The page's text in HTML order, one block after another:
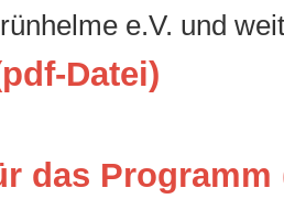
e.V. und
Datei)
das Programm